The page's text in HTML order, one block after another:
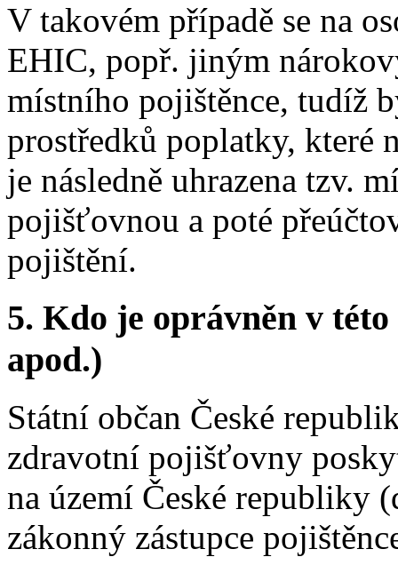
V takovém případě se na
EHIC, popř. jiným
místního pojištěnce, tudíž
prostředků poplatky, které
je následně uhrazena tzv.
pojišťovnou a poté
pojištění.
5. Kdo je oprávněn v
apod.)
Státní občan České
zdravotní pojišťovny
na území České republiky
zákonný zástupce